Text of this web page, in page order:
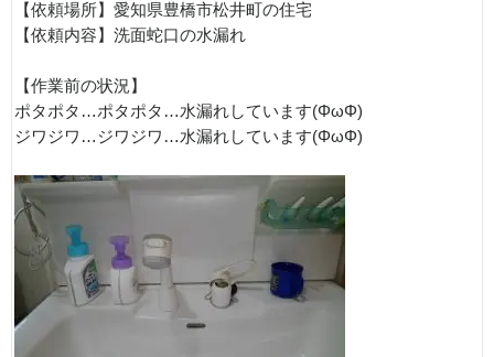
【依頼場所】愛知県豊橋市松井町の住宅
【依頼内容】洗面蛇口の水漏れ
【作業前の状況】
ポタポタ…ポタポタ…水漏れしています(ΦωΦ)
ジワジワ…ジワジワ…水漏れしています(ΦωΦ)